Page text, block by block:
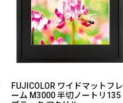
FUJICOLOR ワイドマットフレ
ーム M3000 半切ノートリ135